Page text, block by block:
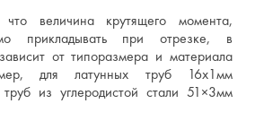
что величина крутящего момента,
прикладывать при отрезке, в
от типоразмера и материала
для латунных труб 16х1мм
из углеродистой стали 51×3мм